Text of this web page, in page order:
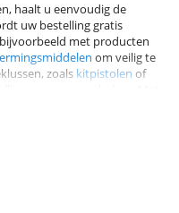
haalt u eenvoudig de
uw bestelling gratis
bijvoorbeeld met producten
om veiligte
zoals kitpistolen of
een succesvolle klus.